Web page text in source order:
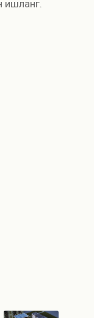
ишланг.